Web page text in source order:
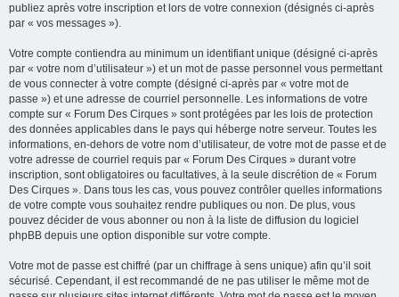
publiez après votre inscription et lors de votre connexion (désignés ci-après
par « vos messages »).
Votre compte contiendra au minimum un identifiant unique (désigné ci-après
par « votre nom d’utilisateur ») et un mot de passe personnel vous permettant
de vous connecter à votre compte (désigné ci-après par « votre mot de
passe ») et une adresse de courriel personnelle. Les informations de votre
compte sur « Forum Des Cirques » sont protégées par les lois de protection
des données applicables dans le pays qui héberge notre serveur. Toutes les
informations, en-dehors de votre nom d’utilisateur, de votre mot de passe et de
votre adresse de courriel requis par « Forum Des Cirques » durant votre
inscription, sont obligatoires ou facultatives, à la seule discrétion de « Forum
Des Cirques ». Dans tous les cas, vous pouvez contrôler quelles informations
de votre compte vous souhaitez rendre publiques ou non. De plus, vous
pouvez décider de vous abonner ou non à la liste de diffusion du logiciel
phpBB depuis une option disponible sur votre compte.
Votre mot de passe est chiffré (par un chiffrage à sens unique) afin qu’il soit
sécurisé. Cependant, il est recommandé de ne pas utiliser le même mot de